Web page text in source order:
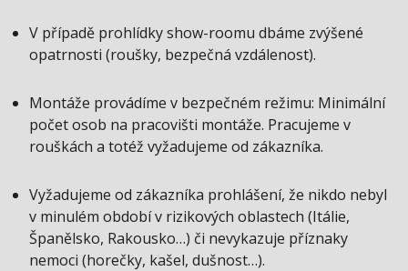
V případě prohlídky show-roomu dbáme zvýšené
opatrnosti (roušky, bezpečná vzdálenost).
Montáže provádíme v bezpečném režimu: Minimální
počet osob na pracovišti montáže. Pracujeme v
rouškách a totéž vyžadujeme od zákazníka.
Vyžadujeme od zákazníka prohlášení, že nikdo nebyl
v minulém období v rizikových oblastech (Itálie,
Španělsko, Rakousko…) či nevykazuje příznaky
nemoci (horečky, kašel, dušnost…).